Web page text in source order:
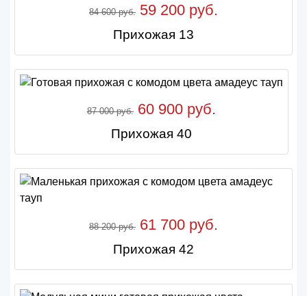
84 600 руб. 59 200 руб.
Прихожая 13
87 000 руб. 60 900 руб.
Прихожая 40
88 200 руб. 61 700 руб.
Прихожая 42